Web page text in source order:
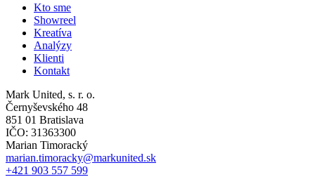
Kto sme
Showreel
Kreatíva
Analýzy
Klienti
Kontakt
Mark United, s. r. o.
Černyševského 48
851 01 Bratislava
IČO: 31363300
Marian Timoracký
marian.timoracky@markunited.sk
+421 903 557 599